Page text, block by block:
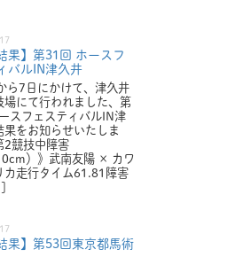
果】第31回 ホースフ
バルIN津久井
ら7日にかけて、津久井
場にて行われました、第
スフェスティバルIN津
果をお知らせいたしま
2競技中障害
）》武南友陽 × カワ
カ走行タイム61.81障害
果】第53回東京都馬術